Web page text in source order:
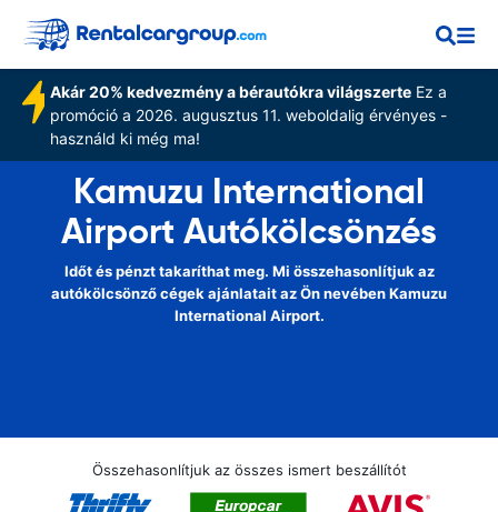
Akár 20% kedvezmény a bérautókra világszerteEz a
promóció a 2026. augusztus 11. weboldalig érvényes -
használd ki még ma!
Kamuzu International
Airport Autókölcsönzés
Időt és pénzt takaríthat meg. Mi összehasonlítjuk az
autókölcsönző cégek ajánlatait az Ön nevében Kamuzu
International Airport.
Összehasonlítjuk az összes ismert beszállítót